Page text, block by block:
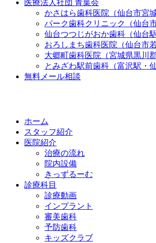
医療法人社団 青葉会
かさはら歯科医院（仙台市宮城
パーク歯科クリニック（仙台
仙台つつじがおか歯科（仙台駅
おろしまち歯科医院（仙台市若
大郷町歯科医院（宮城県黒川
とみざわ駅前歯科（富沢駅・
無料メール相談
ホーム
スタッフ紹介
医院紹介
治療の流れ
院内設備
きっずるーむ
診療科目
診療動画
インプラント
審美歯科
予防歯科
キッズクラブ